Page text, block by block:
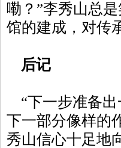
嘞？”李秀山总
馆的建成，对传
后记
“下一步准备出
下一部分像样的
秀山信心十足地